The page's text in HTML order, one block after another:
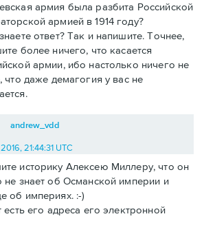
армия была разбита Российской
армией в 1914 году?
ответ? Так и напишите. Точнее,
более ничего, что касается
армии, ибо настолько ничего не
что даже демагогия у вас не
andrew_vdd
21:44:31 UTC
историку Алексею Миллеру, что он
не знает об Османской империи и
об империях. :-)
есть его адреса его электронной